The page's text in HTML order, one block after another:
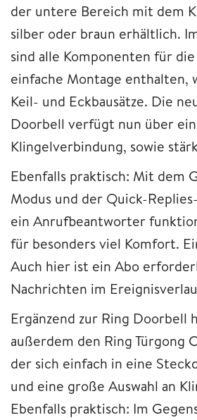
der untere Bereich mit dem
silber oder braun erhältlich.
sind alle Komponenten für
einfache Montage enthalten,
Keil- und Eckbausätze. Die
Doorbell verfügt nun über
Klingelverbindung, sowie
Ebenfalls praktisch: Mit dem
Modus und der Quick-
ein Anrufbeantworter
für besonders viel Komfort.
Auch hier ist ein Abo
Nachrichten im
Ergänzend zur Ring Doorbell
außerdem den Ring Türgong
der sich einfach in eine
und eine große Auswahl an
Ebenfalls praktisch: Im